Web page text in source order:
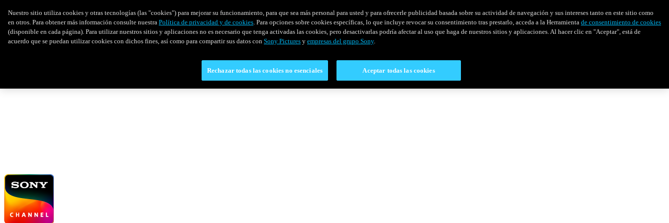
Nuestro sitio utiliza cookies y otras tecnologías (las "cookies") para mejorar su funcionamiento, para que sea más personal para usted y para ofrecerle publicidad basada sobre su actividad de navegación y sus intereses tanto en este sitio como
en otros. Para obtener más información consulte nuestra Política de privacidad y de cookies. Para opciones sobre cookies específicas, lo que incluye revocar su consentimiento tras prestarlo, acceda a la Herramienta de consentimiento de cookies
(disponible en cada página). Para utilizar nuestros sitios y aplicaciones no es necesario que tenga activadas las cookies, pero desactivarlas podría afectar al uso que haga de nuestros sitios y aplicaciones. Al hacer clic en "Aceptar", está de
acuerdo que se puedan utilizar cookies con dichos fines, así como para compartir sus datos con Sony Pictures y empresas del grupo Sony.
Rechazar todas las cookies no esenciales Aceptar todas las cookies